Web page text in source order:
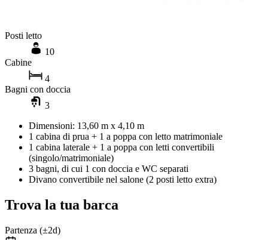
Posti letto
10
Cabine
4
Bagni con doccia
3
Dimensioni: 13,60 m x 4,10 m
1 cabina di prua + 1 a poppa con letto matrimoniale
1 cabina laterale + 1 a poppa con letti convertibili
(singolo/matrimoniale)
3 bagni, di cui 1 con doccia e WC separati
Divano convertibile nel salone (2 posti letto extra)
Trova la tua barca
Partenza (±2d)